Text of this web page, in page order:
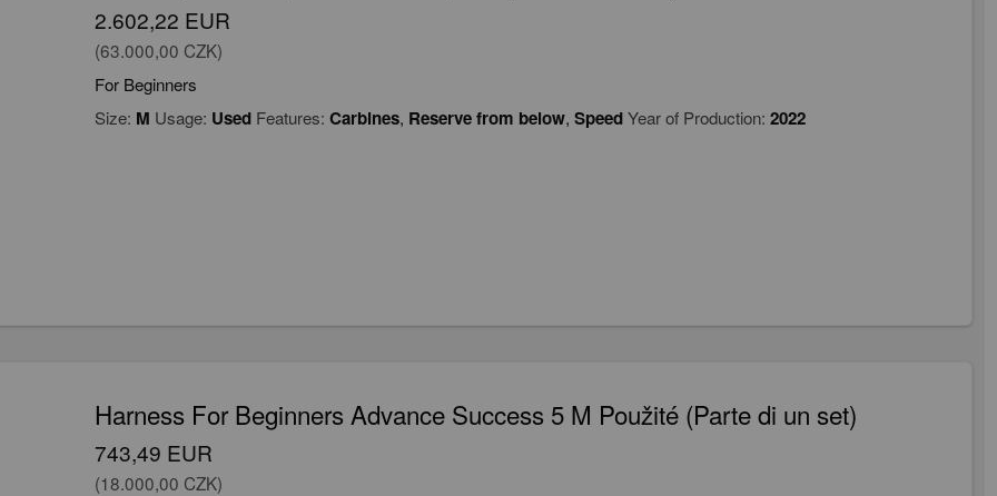
2.602,22 EUR
(63.000,00 CZK)
For Beginners
Size: M Usage: UsedFeatures: Carbines, Reserve from below, SpeedYear of Production: 2022
Harness For Beginners Advance Success 5 M Použité (Parte di un set)
743,49 EUR
(18.000,00 CZK)